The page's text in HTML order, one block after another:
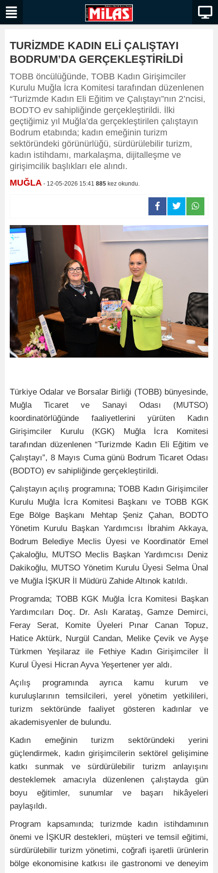
TURİZMDE KADIN ELİ ÇALIŞTAYI
BODRUM’DA GERÇEKLEŞTİRİLDİ
TOBB öncülüğünde, TOBB Kadın Girişimciler
Kurulu Muğla İcra Komitesi tarafından düzenlenen
“Turizmde Kadın Eli Eğitim ve Çalıştayı”nın 2’ncisi,
BODTO ev sahipliğinde gerçekleştirildi. İlki
geçtiğimiz yıl Muğla’da gerçekleştirilen çalıştayın
Bodrum etabında; kadın emeğinin turizm
sektöründeki görünürlüğü, sürdürülebilir turizm,
kadın istihdamı, markalaşma, dijitalleşme ve
girişimcilik başlıkları ele alındı.
MUĞLA - 12-05-2026 15:41 885 kez okundu.
Türkiye Odalar ve Borsalar Birliği (TOBB) bünyesinde,
Muğla Ticaret ve Sanayi Odası (MUTSO)
koordinatörlüğünde faaliyetlerini yürüten Kadın
Girişimciler Kurulu (KGK) Muğla İcra Komitesi
tarafından düzenlenen “Turizmde Kadın Eli Eğitim ve
Çalıştayı”, 8 Mayıs Cuma günü Bodrum Ticaret Odası
(BODTO) ev sahipliğinde gerçekleştirildi.
Çalıştayın açılış programına; TOBB Kadın Girişimciler
Kurulu Muğla İcra Komitesi Başkanı ve TOBB KGK
Ege Bölge Başkanı Mehtap Şeniz Çahan, BODTO
Yönetim Kurulu Başkan Yardımcısı İbrahim Akkaya,
Bodrum Belediye Meclis Üyesi ve Koordinatör Emel
Çakaloğlu, MUTSO Meclis Başkan Yardımcısı Deniz
Dakikoğlu, MUTSO Yönetim Kurulu Üyesi Selma Ünal
ve Muğla İŞKUR İl Müdürü Zahide Altınok katıldı.
Programda; TOBB KGK Muğla İcra Komitesi Başkan
Yardımcıları Doç. Dr. Aslı Karataş, Gamze Demirci,
Feray Serat, Komite Üyeleri Pınar Canan Topuz,
Hatice Aktürk, Nurgül Candan, Melike Çevik ve Ayşe
Türkmen Yeşilaraz ile Fethiye Kadın Girişimciler İl
Kurul Üyesi Hicran Ayva Yeşertener yer aldı.
Açılış programında ayrıca kamu kurum ve
kuruluşlarının temsilcileri, yerel yönetim yetkilileri,
turizm sektöründe faaliyet gösteren kadınlar ve
akademisyenler de bulundu.
Kadın emeğinin turizm sektöründeki yerini
güçlendirmek, kadın girişimcilerin sektörel gelişimine
katkı sunmak ve sürdürülebilir turizm anlayışını
desteklemek amacıyla düzenlenen çalıştayda gün
boyu eğitimler, sunumlar ve başarı hikâyeleri
paylaşıldı.
Program kapsamında; turizmde kadın istihdamının
önemi ve İŞKUR destekleri, müşteri ve temsil eğitimi,
sürdürülebilir turizm yönetimi, coğrafi işaretli ürünlerin
bölge ekonomisine katkısı ile gastronomi ve deneyim